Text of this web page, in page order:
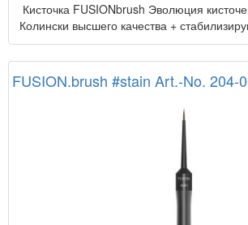
Кисточка FUSIONbrush Эволюция
Колински высшего качества +
FUSION.brush #stain Art.-No. 204-